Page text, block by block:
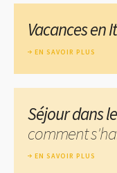
Vacances en
EN SAVOIR PLUS
Séjour dans
comment
EN SAVOIR PLUS